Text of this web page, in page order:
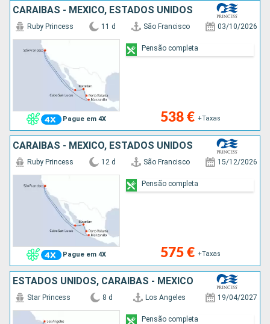
CARAIBAS - MEXICO, ESTADOS UNIDOS
Pague em 4X
Ruby Princess 11 d São Francisco 03/10/2026
538 € +Taxas
Pensão completa
CARAIBAS - MEXICO, ESTADOS UNIDOS
Pague em 4X
Ruby Princess 12 d São Francisco 15/12/2026
575 € +Taxas
Pensão completa
ESTADOS UNIDOS, CARAIBAS - MEXICO
Star Princess 8 d Los Angeles 19/04/2027
Pensão completa